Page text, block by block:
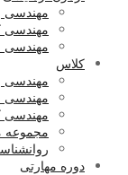
مهندسی
مهندسی
مهندسی
کلاس
مهندسی
مهندسی
مهندسی
مجموعه
دوره مهارتی